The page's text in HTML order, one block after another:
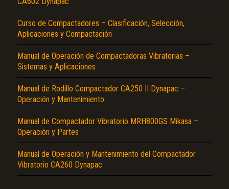
Curso de Compactadores – Clasificación, Selección,
Aplicaciones y Compactación
Manual de Operación de Compactadoras Vibratorias –
Sistemas y Aplicaciones
Manual de Rodillo Compactador CA250 II Dynapac –
Operación y Mantenimiento
Manual de Compactador Vibratorio MRH800GS Mikasa –
Operación y Partes
Manual de Operación y Mantenimiento del Compactador
Vibratorio CA260 Dynapac
El Título es incorrecto según el contenido.
Texto o Imagen de portada son erróneos.
No carga o no se visualiza el contenido.